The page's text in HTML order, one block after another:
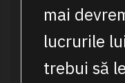
mai
lucrurile
trebui să